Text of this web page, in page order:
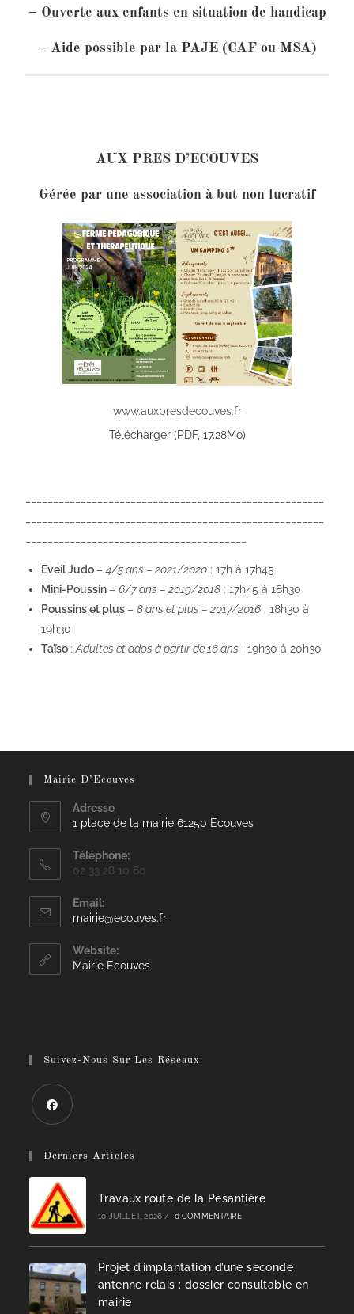
– Ouverte aux enfants en situation de handicap
– Aide possible par la PAJE (CAF ou MSA)
AUX PRES D’ECOUVES
Gérée par une association à but non lucratif
www.auxpresdecouves.fr
Télécharger (PDF, 17.28Mo)
Eveil Judo –4/5 ans – 2021/2020 : 17h à 17h45
Mini-Poussin –6/7 ans – 2019/2018 : 17h45 à 18h30
Poussins et plus –8 ans et plus – 2017/2016 : 18h30 à
19h30
Taïso :Adultes et ados à partir de 16 ans : 19h30 à 20h30
Mairie D’Ecouves
Adresse
1 place de la mairie 61250 Ecouves
Téléphone:
02 33 28 10 60
Email:
mairie@ecouves.fr
Website:
Mairie Ecouves
Suivez-Nous Sur Les Réseaux
Derniers Articles
Travaux route de la Pesantière
10 JUILLET, 2026 / 0 COMMENTAIRE
Projet d’implantation d’une seconde
antenne relais : dossier consultable en
mairie